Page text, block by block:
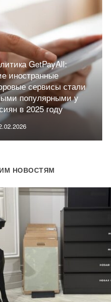
GetPayAll:
иностранные
сервисы стали
популярными у
в 2025 году
НОВОСТЯМ